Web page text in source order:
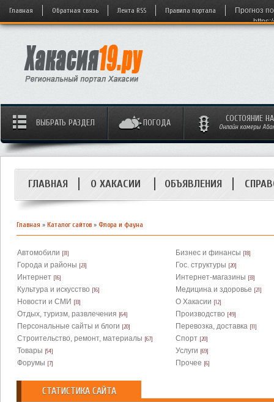
Главная Обратная связь Лента RSS Правила портала
Прогноз
ВЫБРАТЬ РАЗДЕЛ ПОГОДА СОСТОЯНИЕ
Онлайн камеры
ГЛАВНАЯ О ХАКАСИИ ОБЪЯВЛЕНИЯ
Главная » Каталог сайтов » Флора и фауна
Автомобили [31] Бизнес и финансы [18]
Города и районы [23] Гос. структуры [20]
Интернет [16] Интернет-магазины [33]
Культура и искусство [16] Медицина и здоровье [21]
Новости и СМИ [33] О Хакасии [12]
Отдых, туризм, развлечения [64] Производство [49]
Персональные сайты и блоги [20] Перевозка, доставка [11]
Строительство, ремонт, материалы [67] Спорт [20]
Товары [54] Услуги [69]
Форумы [7] Прочее [6]
СТАТИСТИКА САЙТА